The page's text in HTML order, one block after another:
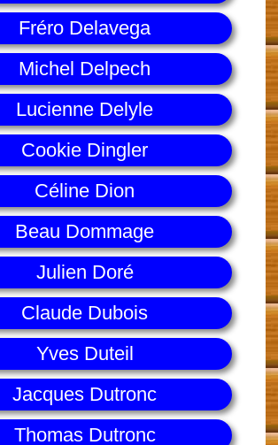
Fréro Delavega
Michel Delpech
Lucienne Delyle
Cookie Dingler
Céline Dion
Beau Dommage
Julien Doré
Claude Dubois
Yves Duteil
Jacques Dutronc
Thomas Dutronc